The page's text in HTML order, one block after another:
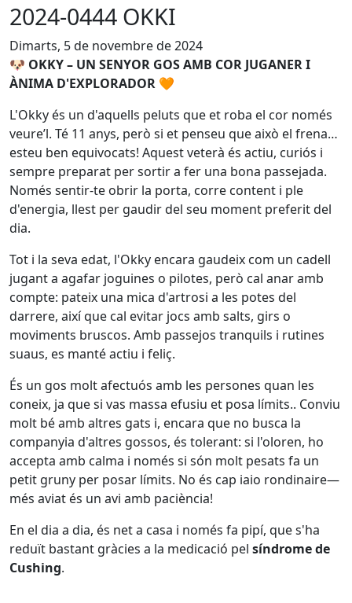
2024-0444 OKKI
Dimarts, 5 de novembre de 2024
🐶 OKKY – UN SENYOR GOS AMB COR JUGANER I
ÀNIMA D'EXPLORADOR 🧡
L'Okky és un d'aquells peluts que et roba el cor només
veure’l. Té 11 anys, però si et penseu que això el frena…
esteu ben equivocats! Aquest veterà és actiu, curiós i
sempre preparat per sortir a fer una bona passejada.
Només sentir-te obrir la porta, corre content i ple
d'energia, llest per gaudir del seu moment preferit del
dia.
Tot i la seva edat, l'Okky encara gaudeix com un cadell
jugant a agafar joguines o pilotes, però cal anar amb
compte: pateix una mica d'artrosi a les potes del
darrere, així que cal evitar jocs amb salts, girs o
moviments bruscos. Amb passejos tranquils i rutines
suaus, es manté actiu i feliç.
És un gos molt afectuós amb les persones quan les
coneix, ja que si vas massa efusiu et posa límits.. Conviu
molt bé amb altres gats i, encara que no busca la
companyia d'altres gossos, és tolerant: si l'oloren, ho
accepta amb calma i només si són molt pesats fa un
petit gruny per posar límits. No és cap iaio rondinaire—
més aviat és un avi amb paciència!
En el dia a dia, és net a casa i només fa pipí, que s'ha
reduït bastant gràcies a la medicació pel síndrome de
Cushing.